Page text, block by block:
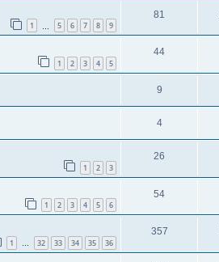
1 5 6 7 8 9
81
1 2 3 4 5
44
9
4
1 2 3
26
1 2 3 4 5 6
54
1 … 32 33 34 35 36
357